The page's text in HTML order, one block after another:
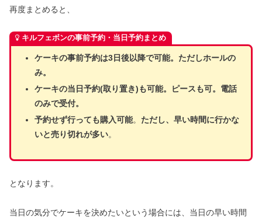
再度まとめると、
キルフェボンの事前予約・当日予約まとめ
ケーキの事前予約は3日後以降で可能。ただしホールの
み。
ケーキの当日予約(取り置き)も可能。ピースも可。電話
のみで受付。
予約せず行っても購入可能。 ただし、早い時間に行かな
いと売り切れが多い。
となります。
当日の気分でケーキを決めたいという場合には、当日の早い時間